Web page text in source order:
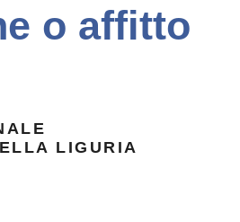
o affitto
LIGURIA